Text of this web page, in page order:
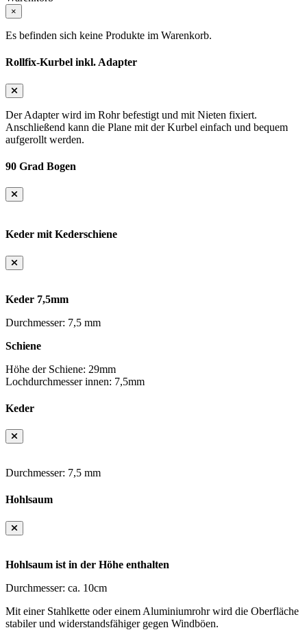
×
Es befinden sich keine Produkte im Warenkorb.
Rollfix-Kurbel inkl. Adapter
Der Adapter wird im Rohr befestigt und mit Nieten fixiert.
Anschließend kann die Plane mit der Kurbel einfach und bequem
aufgerollt werden.
90 Grad Bogen
Keder mit Kederschiene
Keder 7,5mm
Durchmesser: 7,5 mm
Schiene
Höhe der Schiene: 29mm
Lochdurchmesser innen: 7,5mm
Keder
Durchmesser: 7,5 mm
Hohlsaum
Hohlsaum ist in der Höhe enthalten
Durchmesser: ca. 10cm
Mit einer Stahlkette oder einem Aluminiumrohr wird die Oberfläche
stabiler und widerstandsfähiger gegen Windböen.